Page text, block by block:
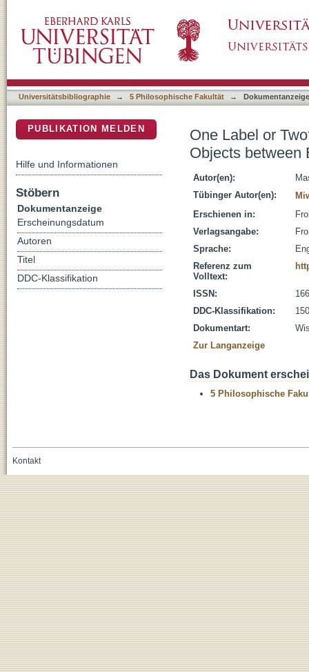
and Japanese Speakers
Universitätsbibliographie → 5 Philosophische Fakultät → Dokumentanzeige
One Label or
Objects between
Autor(en):
Tübinger Autor(en):
Erschienen in:
Verlagsangabe:
Sprache:
Referenz zum
Volltext:
ISSN:
DDC-Klassifikation:
Dokumentart:
Zur Langanzeige
Das Dokument
5 Philosophische
PUBLIKATION MELDEN
Hilfe und Informationen
Stöbern
Dokumentanzeige
Erscheinungsdatum
Autoren
Titel
DDC-Klassifikation
Kontakt